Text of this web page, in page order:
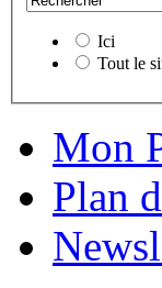
Ici
Tout le
Mon
Plan